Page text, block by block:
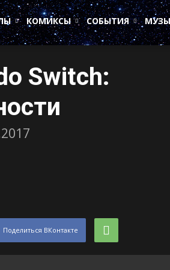
КОМИКСЫ СОБЫТИЯ
Switch:
Поделиться ВКонтакте